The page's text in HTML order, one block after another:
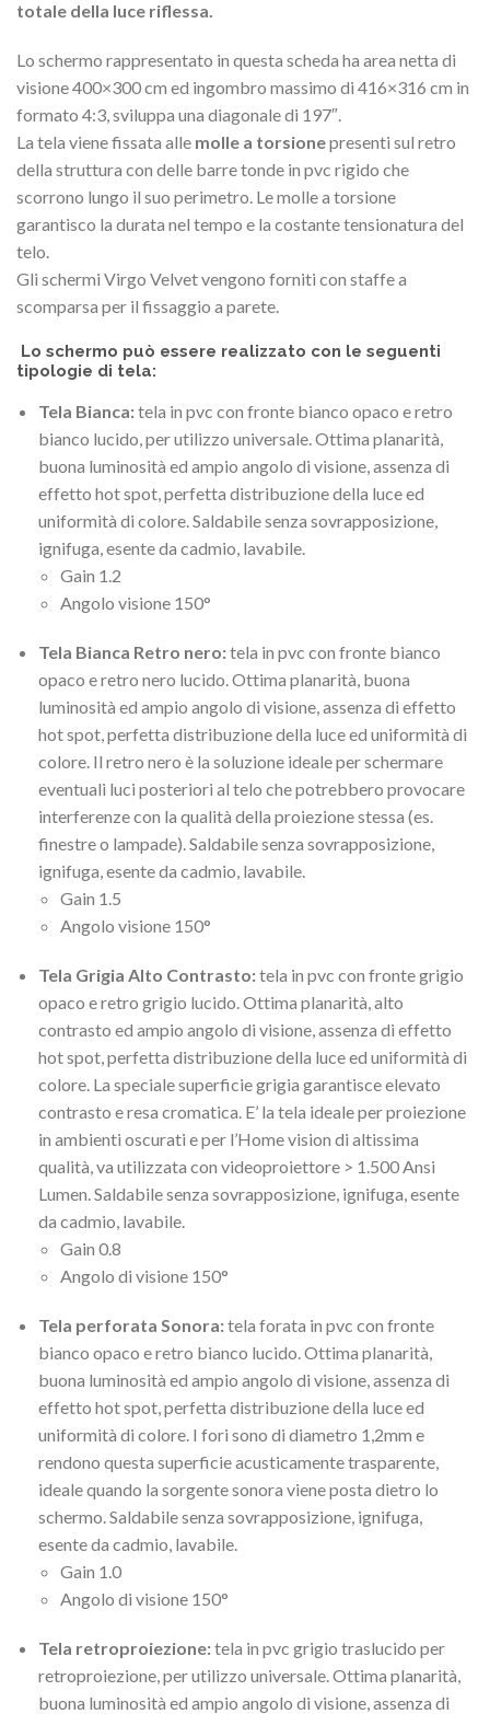
totale della luce riflessa.
Lo schermo rappresentato in questa scheda ha area netta di
visione 400×300 cm ed ingombro massimo di 416×316 cm in
formato 4:3, sviluppa una diagonale di 197″.
La tela viene fissata alle molle a torsionepresenti sul retro
della struttura con delle barre tonde in pvc rigido che
scorrono lungo il suo perimetro. Le molle a torsione
garantisco la durata nel tempo e la costante tensionatura del
telo.
Gli schermi Virgo Velvet vengono forniti con staffe a
scomparsa per il fissaggio a parete.
Lo schermo può essere realizzato con le seguenti
tipologie di tela:
Tela Bianca:tela in pvc con fronte bianco opaco e retro
bianco lucido, per utilizzo universale. Ottima planarità,
buona luminosità ed ampio angolo di visione, assenza di
effetto hot spot, perfetta distribuzione della luce ed
uniformità di colore. Saldabile senza sovrapposizione,
ignifuga, esente da cadmio, lavabile.
Gain 1.2
Angolo visione 150°
Tela Bianca Retro nero:tela in pvc con fronte bianco
opaco e retro nero lucido. Ottima planarità, buona
luminosità ed ampio angolo di visione, assenza di effetto
hot spot, perfetta distribuzione della luce ed uniformità di
colore. Il retro nero è la soluzione ideale per schermare
eventuali luci posteriori al telo che potrebbero provocare
interferenze con la qualità della proiezione stessa (es.
finestre o lampade). Saldabile senza sovrapposizione,
ignifuga, esente da cadmio, lavabile.
Gain 1.5
Angolo visione 150°
Tela Grigia Alto Contrasto:tela in pvc con fronte grigio
opaco e retro grigio lucido. Ottima planarità, alto
contrasto ed ampio angolo di visione, assenza di effetto
hot spot, perfetta distribuzione della luce ed uniformità di
colore. La speciale superficie grigia garantisce elevato
contrasto e resa cromatica. E’ la tela ideale per proiezione
in ambienti oscurati e per l’Home vision di altissima
qualità, va utilizzata con videoproiettore > 1.500 Ansi
Lumen. Saldabile senza sovrapposizione, ignifuga, esente
da cadmio, lavabile.
Gain 0.8
Angolo di visione 150°
Tela perforata Sonora:tela forata in pvc con fronte
bianco opaco e retro bianco lucido. Ottima planarità,
buona luminosità ed ampio angolo di visione, assenza di
effetto hot spot, perfetta distribuzione della luce ed
uniformità di colore. I fori sono di diametro 1,2mm e
rendono questa superficie acusticamente trasparente,
ideale quando la sorgente sonora viene posta dietro lo
schermo. Saldabile senza sovrapposizione, ignifuga,
esente da cadmio, lavabile.
Gain 1.0
Angolo di visione 150°
Tela retroproiezione:tela in pvc grigio traslucido per
retroproiezione, per utilizzo universale. Ottima planarità,
buona luminosità ed ampio angolo di visione, assenza di